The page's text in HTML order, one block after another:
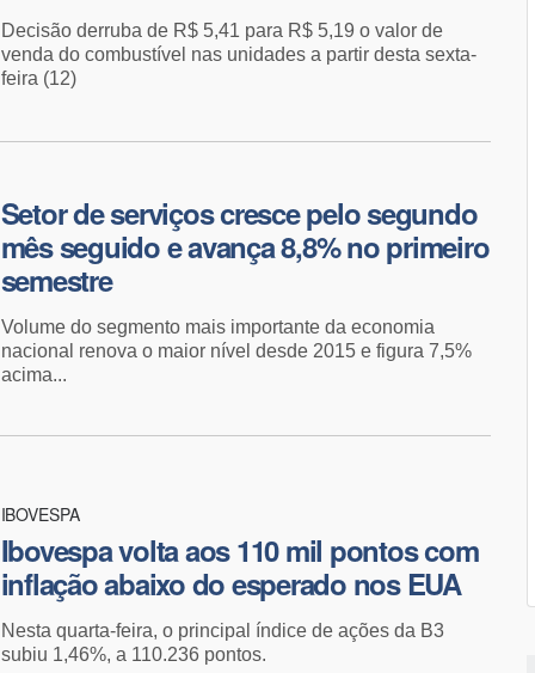
Decisão derruba de R$ 5,41 para R$ 5,19 o valor de
venda do combustível nas unidades a partir desta sexta-
feira (12)
Setor de serviços cresce pelo segundo
mês seguido e avança 8,8% no primeiro
semestre
Volume do segmento mais importante da economia
nacional renova o maior nível desde 2015 e figura 7,5%
acima...
IBOVESPA
Ibovespa volta aos 110 mil pontos com
inflação abaixo do esperado nos EUA
Nesta quarta-feira, o principal índice de ações da B3
subiu 1,46%, a 110.236 pontos.